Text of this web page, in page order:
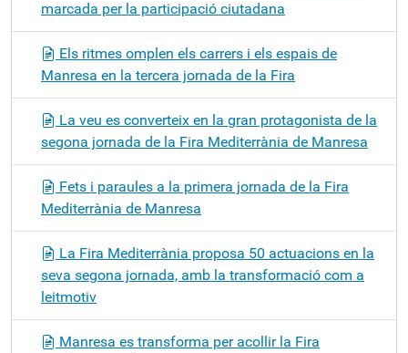
marcada per la participació ciutadana
Els ritmes omplen els carrers i els espais de
Manresa en la tercera jornada de la Fira
La veu es converteix en la gran protagonista de la
segona jornada de la Fira Mediterrània de Manresa
Fets i paraules a la primera jornada de la Fira
Mediterrània de Manresa
La Fira Mediterrània proposa 50 actuacions en la
seva segona jornada, amb la transformació com a
leitmotiv
Manresa es transforma per acollir la Fira